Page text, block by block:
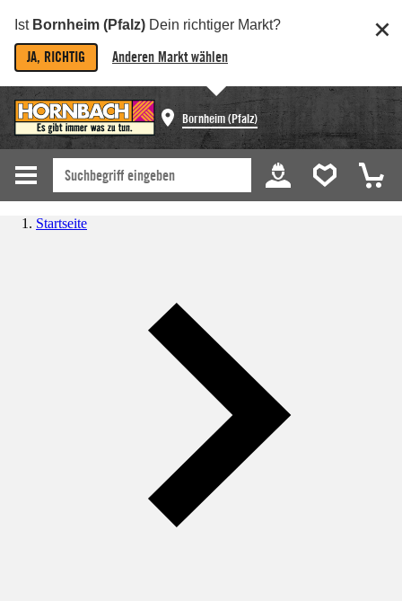
Ist Bornheim (Pfalz) Dein richtiger Markt?
JA, RICHTIG Anderen Markt wählen
Bornheim (Pfalz)
Startseite